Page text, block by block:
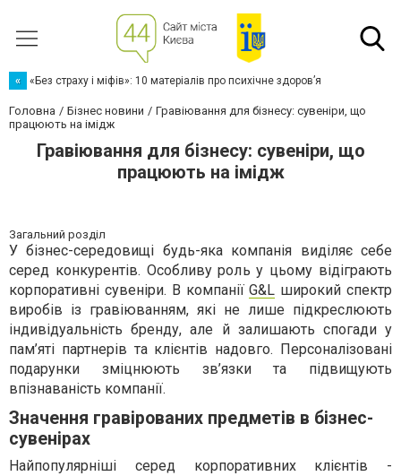
« «Без страху і міфів»: 10 матеріалів про психічне здоров’я
Головна Бізнес новини
Гравіювання для бізнесу: сувеніри, що
працюють на імідж
Гравіювання для бізнесу: сувеніри, що
працюють на імідж
Загальний розділ
У бізнес-середовищі будь-яка компанія виділяє себе
серед конкурентів. Особливу роль у цьому відіграють
корпоративні сувеніри. В компаніїG&L широкий спектр
виробів із гравіюванням, які не лише підкреслюють
індивідуальність бренду, але й залишають спогади у
пам’яті партнерів та клієнтів надовго. Персоналізовані
подарунки зміцнюють зв’язки та підвищують
впізнаваність компанії.
Значення гравірованих предметів в бізнес-
сувенірах
Найпопулярніші серед корпоративних клієнтів -